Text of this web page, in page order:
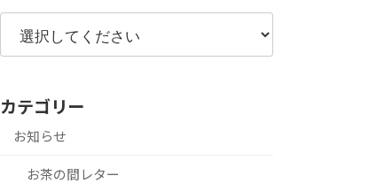
カテゴリー
お知らせ
お茶の間レター